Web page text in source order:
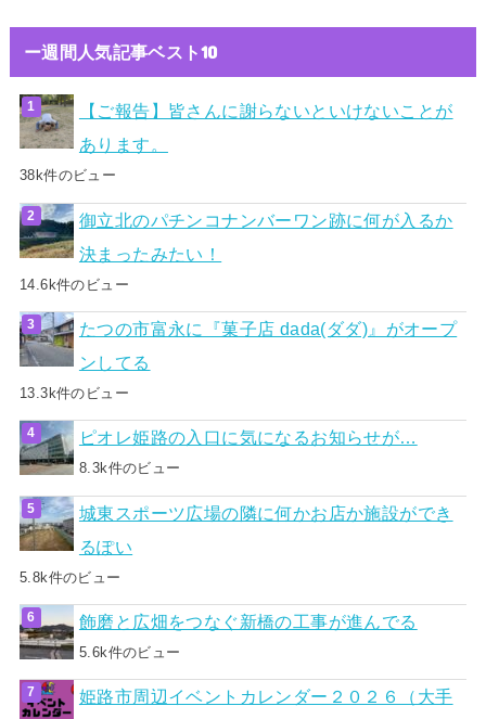
ー週間人気記事ベスト10
【ご報告】皆さんに謝らないといけないことが
あります。
38k件のビュー
御立北のパチンコナンバーワン跡に何が入るか
決まったみたい！
14.6k件のビュー
たつの市富永に『菓子店 dada(ダダ)』がオープ
ンしてる
13.3k件のビュー
ピオレ姫路の入口に気になるお知らせが…
8.3k件のビュー
城東スポーツ広場の隣に何かお店か施設ができ
るぽい
5.8k件のビュー
飾磨と広畑をつなぐ新橋の工事が進んでる
5.6k件のビュー
姫路市周辺イベントカレンダー２０２６（大手